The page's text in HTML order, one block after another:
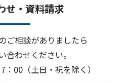
せ・資料請求
ご相談がありましたら
合わせください。
00（土日・祝を除く）